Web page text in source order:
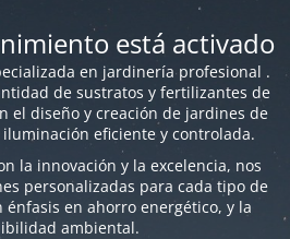
está activado
en jardinería profesional .
de sustratos y fertilizantes de
el diseño y creación de jardines de
eficiente y controlada.
la innovación y la excelencia, nos
personalizadas para cada tipo de
énfasis en ahorro energético, y la
ambiental.